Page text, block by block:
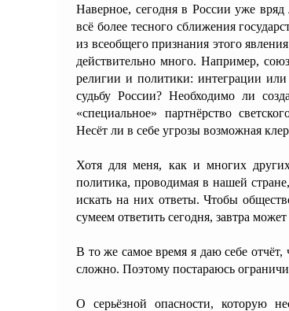
Наверное, сегодня в России уже
всё более тесного сближения
из всеобщего признания этого
действительно много. Например,
религии и политики: интеграции или
судьбу России? Необходимо ли
«специальное» партнёрство
Несёт ли в себе угрозы возможная
Хотя для меня, как и многих
политика, проводимая в нашей
искать на них ответы. Чтобы
сумеем ответить сегодня, завтра
В то же самое время я даю себе отчёт,
сложно. Поэтому постараюсь
О серьёзной опасности, которую